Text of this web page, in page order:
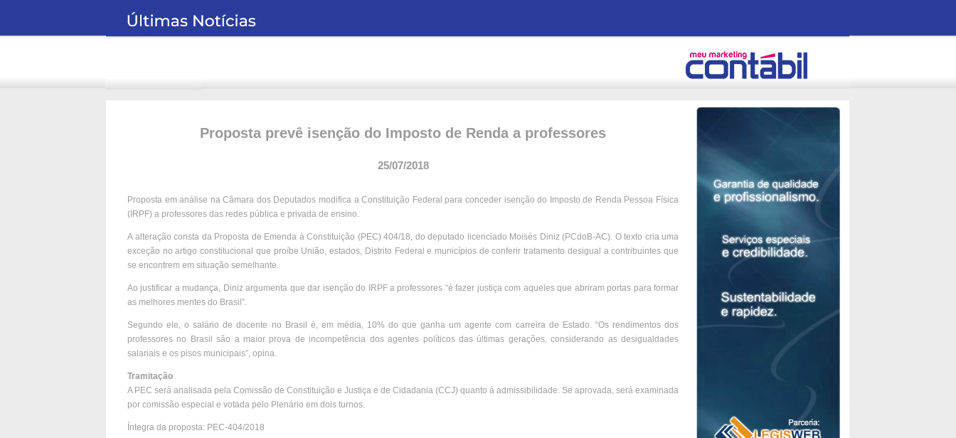
Proposta prevê isenção do Imposto de Renda a professores
25/07/2018
Proposta em análise na Câmara dos Deputados modifica a Constituição Federal para conceder isenção do Imposto de Renda Pessoa Física
(IRPF) a professores das redes pública e privada de ensino.
A alteração consta da Proposta de Emenda à Constituição (PEC) 404/18, do deputado licenciado Moisés Diniz (PCdoB-AC). O texto cria uma
exceção no artigo constitucional que proíbe União, estados, Distrito Federal e municípios de conferir tratamento desigual a contribuintes que
se encontrem em situação semelhante.
Ao justificar a mudança, Diniz argumenta que dar isenção do IRPF a professores “é fazer justiça com aqueles que abriram portas para formar
as melhores mentes do Brasil”.
Segundo ele, o salário de docente no Brasil é, em média, 10% do que ganha um agente com carreira de Estado. “Os rendimentos dos
professores no Brasil são a maior prova de incompetência dos agentes políticos das últimas gerações, considerando as desigualdades
salariais e os pisos municipais”, opina.
Tramitação
A PEC será analisada pela Comissão de Constituição e Justiça e de Cidadania (CCJ) quanto à admissibilidade. Se aprovada, será examinada
por comissão especial e votada pelo Plenário em dois turnos.
Íntegra da proposta: PEC-404/2018